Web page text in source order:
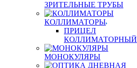
ЗРИТЕЛЬНЫЕ ТРУБЫ
КОЛЛИМАТОРЫ
ПРИЦЕЛ
КОЛЛИМАТОРНЫЙ
МОНОКУЛЯРЫ